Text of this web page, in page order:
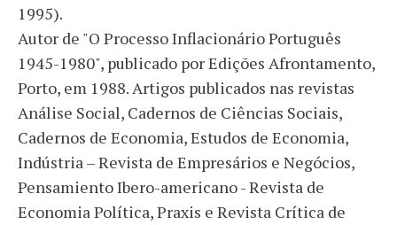
1995).
Autor de "O Processo Inflacionário Português
1945-1980", publicado por Edições Afrontamento,
Porto, em 1988. Artigos publicados nas revistas
Análise Social, Cadernos de Ciências Sociais,
Cadernos de Economia, Estudos de Economia,
Indústria – Revista de Empresários e Negócios,
Pensamiento Ibero-americano - Revista de
Economia Política, Praxis e Revista Crítica de